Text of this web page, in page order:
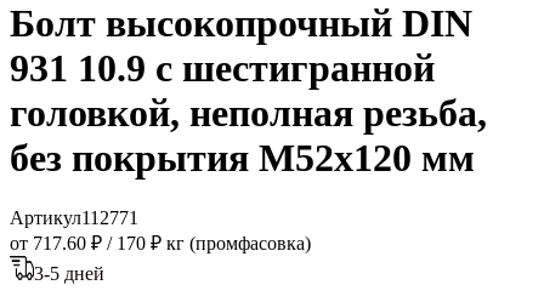
Болт высокопрочный DIN
931 10.9 с шестигранной
головкой, неполная резьба,
без покрытия M52x120 мм
Артикул112771
от 717.60 ₽ / 170 ₽ кг (промфасовка)
3-5 дней